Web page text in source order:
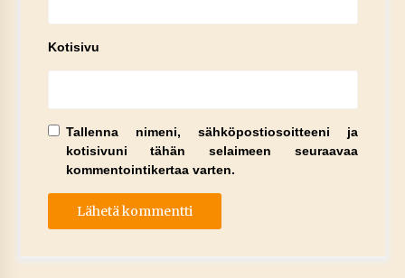
Kotisivu
Tallenna nimeni, sähköpostiosoitteeni ja
kotisivuni tähän selaimeen seuraavaa
kommentointikertaa varten.